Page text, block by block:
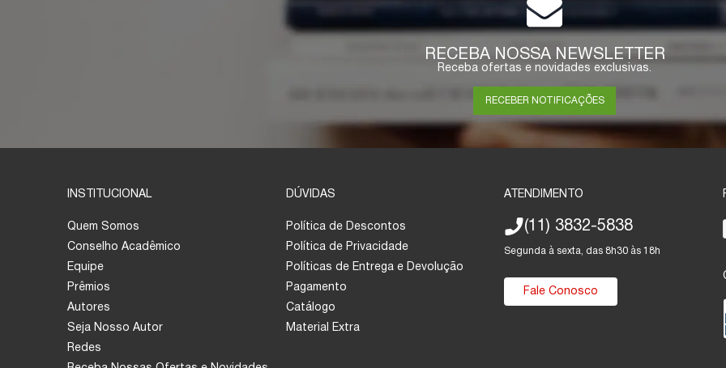
RECEBA NOSSA NEWSLETTER
Receba ofertas e novidades exclusivas.
RECEBER NOTIFICAÇÕES
INSTITUCIONAL
Quem Somos
Conselho Acadêmico
Equipe
Prêmios
Autores
Seja Nosso Autor
Redes
DÚVIDAS
Política de Descontos
Política de Privacidade
Políticas de Entrega e Devolução
Pagamento
Catálogo
Material Extra
ATENDIMENTO
(11) 3832-5838
Segunda à sexta, das 8h30 às 18h
Fale Conosco